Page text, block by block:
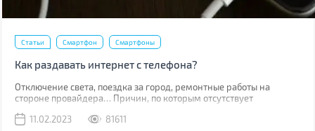
Статьи Смартфон Смартфоны
Как раздавать интернет с телефона?
Отключение света, поездка за город, ремонтные работы на
стороне провайдера… Причин, по которым отсутствует
может выручить мобильная сеть, конечно, если вы находитесь в
11.02.2023 81611